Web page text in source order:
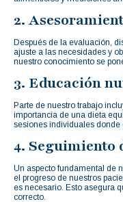
2.
Después de la evaluación,
ajuste a las necesidades y
nuestro conocimiento se
3. Educación
Parte de nuestro trabajo
importancia de una dieta
sesiones individuales donde
4. Seguimiento
Un aspecto fundamental de
el progreso de nuestros
es necesario. Esto asegura
correcto.